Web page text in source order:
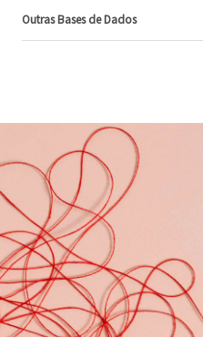
Outras Bases de Dados